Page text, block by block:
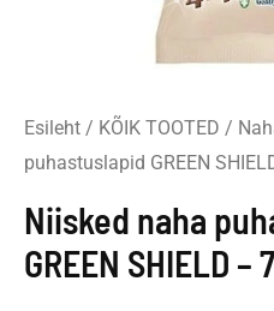
Esileht / KÕIK TOOTED /
puhastuslapid GREEN
Niisked naha
GREEN SHIELD –